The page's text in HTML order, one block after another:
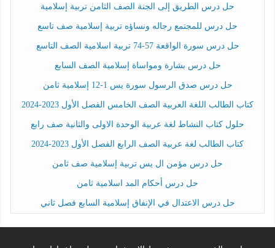
حل درس الطريق إلى الجنة الصف الثامن تربية إسلامية
حل درس للمجتمع رجاله ونساؤه تربية إسلامية صف تاسع
حل درس سورة الواقعة 57-74 تربية اسلامية الصف التاسع
حل درس بشارة ومواساة إسلامية الصف السابع
حل درس صدق الرسول سورة يس 1-12 إسلامية ثامن
كتاب الطالب اللغة العربية الصف الخامس الفصل الأول 2023-2024
حلول كتاب النشاط لغة عربية الوحدة الاولى والثانية صف رابع
كتاب الطالب لغة عربية الصف الرابع الفصل الأول 2023-2024
حل درس مؤمن ال يس تربية إسلامية صف ثامن
حل درس أحكام المد اسلامية ثامن
حل درس الاعتدال في الإنفاق إسلامية السابع فصل ثاني